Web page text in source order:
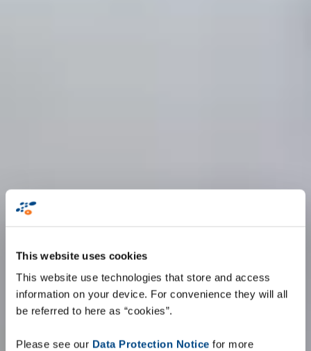
This website uses cookies
This website use technologies that store and access
information on your device. For convenience they will all
be referred to here as “cookies”.
Please see our Data Protection Notice for more